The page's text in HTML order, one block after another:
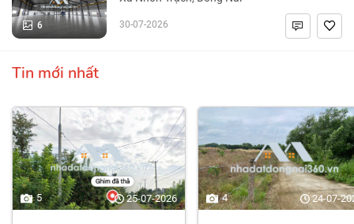
6 30-07-2026
Tin mới nhất
5 25-07-2026 4 24-07-